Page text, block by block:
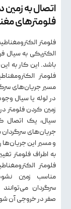
اتصال به زمین
فلومتر‌های
فلومتر
الکتریکی به سیال
باشد. این کار به
فلومتر
مسیر جریان‌های
در لوله یا سیال
زمین کردن فلومتر
سیال، یک اتصال
جریان‌های سرگردان
و مسیر این جریان‌ها
به اطراف فلومتر
فلومتر
مناسب زمین
سرگردان
صفر در خروجی آن